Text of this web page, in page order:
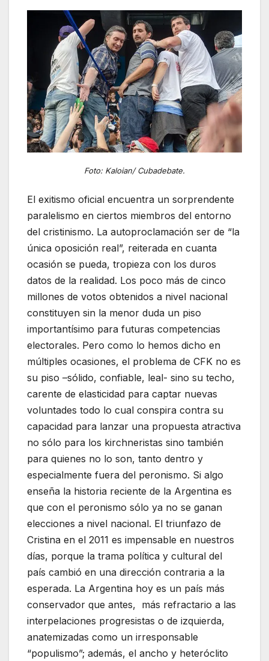
Foto: Kaloian/ Cubadebate.
El exitismo oficial encuentra un sorprendente
paralelismo en ciertos miembros del entorno
del cristinismo. La autoproclamación ser de “la
única oposición real”, reiterada en cuanta
ocasión se pueda, tropieza con los duros
datos de la realidad. Los poco más de cinco
millones de votos obtenidos a nivel nacional
constituyen sin la menor duda un piso
importantísimo para futuras competencias
electorales. Pero como lo hemos dicho en
múltiples ocasiones, el problema de CFK no es
su piso –sólido, confiable, leal- sino su techo,
carente de elasticidad para captar nuevas
voluntades todo lo cual conspira contra su
capacidad para lanzar una propuesta atractiva
no sólo para los kirchneristas sino también
para quienes no lo son, tanto dentro y
especialmente fuera del peronismo. Si algo
enseña la historia reciente de la Argentina es
que con el peronismo sólo ya no se ganan
elecciones a nivel nacional. El triunfazo de
Cristina en el 2011 es impensable en nuestros
días, porque la trama política y cultural del
país cambió en una dirección contraria a la
esperada. La Argentina hoy es un país más
conservador que antes, más refractario a las
interpelaciones progresistas o de izquierda,
anatemizadas como un irresponsable
“populismo”; además, el ancho y heteróclito